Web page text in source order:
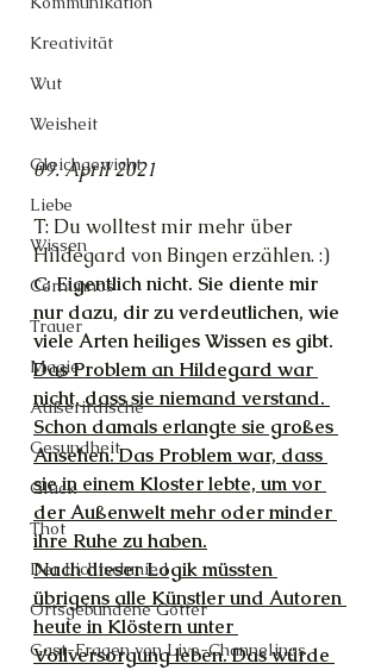
Kreativität
Wut
Weisheit
Gleichgewicht
Liebe
Wissen
Cernunnos
Trauer
Magie
Außerirdische
Gesundheit
Glück
Thot
Der Lichtschmied
Ortsgebundene Götter
Gast-Fragen von Live-Channelings
09. April 2021
T: Du wolltest mir mehr über
Hildegard von Bingen erzählen. :)
C: Eigentlich nicht. Sie diente mir
nur dazu, dir zu verdeutlichen, wie
viele Arten heiliges Wissen es gibt.
Das Problem an Hildegard war
nicht, dass sie niemand verstand.
Schon damals erlangte sie großes
Ansehen. Das Problem war, dass
sie in einem Kloster lebte, um vor
der Außenwelt mehr oder minder
ihre Ruhe zu haben.
Nach dieser Logik müssten
übrigens alle Künstler und Autoren
heute in Klöstern unter
Vollversorgung leben. Das würde